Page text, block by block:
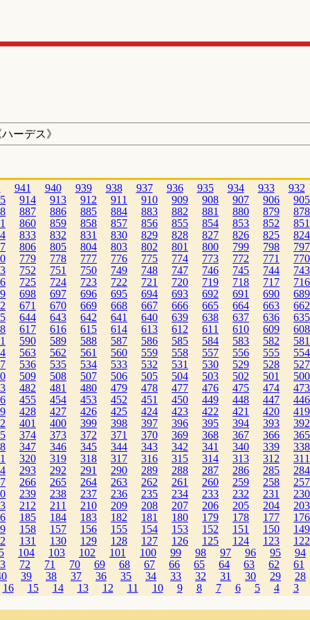
ーデス》
941 940 939 938 937 936 935 934 933
932
914 913 912 911 910 909 908 907 906
905
887 886 885 884 883 882 881 880 879
878
860 859 858 857 856 855 854 853 852
851
833 832 831 830 829 828 827 826 825
824
806 805 804 803 802 801 800 799 798
797
779 778 777 776 775 774 773 772 771
770
752 751 750 749 748 747 746 745 744
743
725 724 723 722 721 720 719 718 717
716
698 697 696 695 694 693 692 691 690
689
671 670 669 668 667 666 665 664 663
662
644 643 642 641 640 639 638 637 636
635
617 616 615 614 613 612 611 610 609
608
590 589 588 587 586 585 584 583 582
581
563 562 561 560 559 558 557 556 555
554
536 535 534 533 532 531 530 529 528
527
509 508 507 506 505 504 503 502 501
500
482 481 480 479 478 477 476 475 474
473
455 454 453 452 451 450 449 448 447
446
428 427 426 425 424 423 422 421 420
419
401 400 399 398 397 396 395 394 393
392
374 373 372 371 370 369 368 367 366
365
347 346 345 344 343 342 341 340 339
338
320 319 318 317 316 315 314 313 312
311
293 292 291 290 289 288 287 286 285
284
266 265 264 263 262 261 260 259 258
257
239 238 237 236 235 234 233 232 231
230
212 211 210 209 208 207 206 205 204
203
185 184 183 182 181 180 179 178 177
176
158 157 156 155 154 153 152 151 150
149
131 130 129 128 127 126 125 124 123
122
104 103 102 101 100 99 98 97 96 95
94
72 71 70 69 68 67 66 65 64 63 62
61
39 38 37 36 35 34 33 32 31 30 29
28
16
15 14 13 12 11 10 9 8 7 6 5 4 3